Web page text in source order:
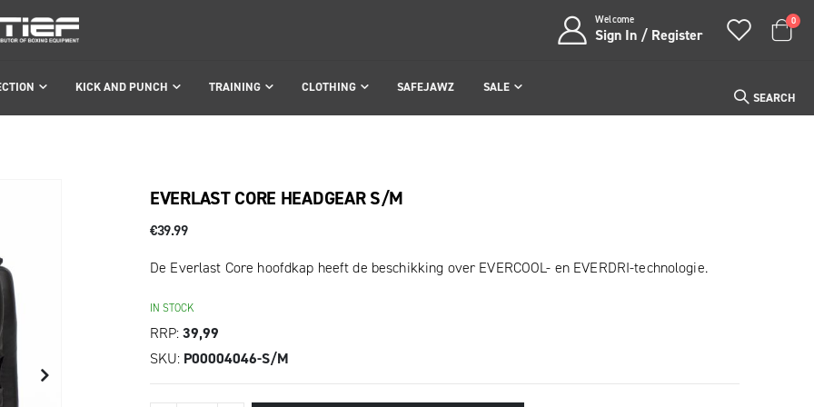
Welcome
Sign In / Register Cart
0
KICK AND PUNCH TRAINING CLOTHING SAFEJAWZ SALE
SEARCH
EVERLAST CORE HEADGEAR S/M
€39.99
De Everlast Core hoofdkap heeft de beschikking over EVERCOOL- en EVERDRI-technologie.
IN STOCK
RRP 39,99
SKU P00004046-S/M